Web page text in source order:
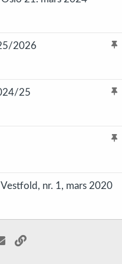
K
t
2026
K
t
25
K
nr. 1, mars 2020
E-post